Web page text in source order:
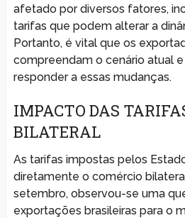
afetado por diversos fatores,
tarifas que podem alterar a
Portanto, é vital que os
compreendam o cenário atual
responder a essas mudanças.
IMPACTO DAS
BILATERAL
As tarifas impostas pelos
diretamente o comércio
setembro, observou-se uma
exportações brasileiras para o